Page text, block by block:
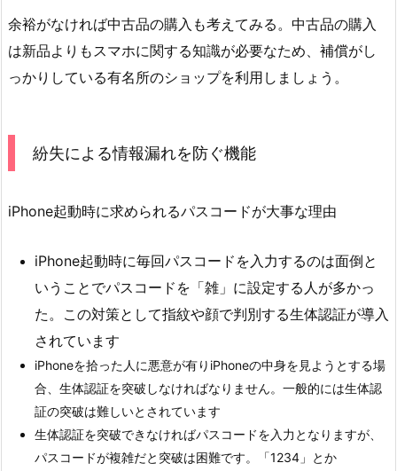
余裕がなければ中古品の購入も考えてみる。中古品の購入
は新品よりもスマホに関する知識が必要なため、補償がし
っかりしている有名所のショップを利用しましょう。
紛失による情報漏れを防ぐ機能
iPhone起動時に求められるパスコードが大事な理由
iPhone起動時に毎回パスコードを入力するのは面倒と
いうことでパスコードを「雑」に設定する人が多かっ
た。この対策として指紋や顔で判別する生体認証が導入
されています
iPhoneを拾った人に悪意が有りiPhoneの中身を見ようとする場
合、生体認証を突破しなければなりません。一般的には生体認
証の突破は難しいとされています
生体認証を突破できなければパスコードを入力となりますが、
パスコードが複雑だと突破は困難です。「1234」とか